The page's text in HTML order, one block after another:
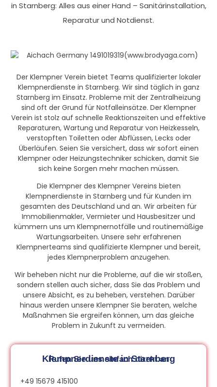
in Starnberg: Alles aus einer Hand – Sanitärinstallation,
Reparatur und Notdienst.
Der Klempner Verein bietet Teams qualifizierter lokaler
Klempnerdienste in Starnberg. Wir sind täglich in ganz
Starnberg im Einsatz. Probleme mit der Zentralheizung
sind oft der Grund für Notfalleinsätze. Der Klempner
Verein ist stolz auf schnelle Reaktionszeiten und effektive
Reparaturen, Wartung und Reparatur von Heizkesseln,
verstopften Toiletten oder Abflüssen, Lecks oder
Überläufen. Seien Sie versichert, dass wir sofort einen
Klempner oder Heizungstechniker schicken, damit Sie
sich keine Sorgen mehr machen müssen.
Die Klempner des Klempner Vereins bieten
Klempnerdienste in Starnberg und für Kunden im
gesamten des Deutschland und an. Wir arbeiten für
Immobilienmakler, Vermieter und Hausbesitzer und
kümmern uns um Klempnernotfälle und routinemäßige
Wartungsarbeiten. Unsere sehr erfahrenen
Klempnerteams sind qualifizierte Klempner und bereit,
jedes Klempnerproblem anzugehen.
Wir beheben nicht nur die Probleme, auf die wir stoßen,
sondern stellen auch sicher, dass Sie das Problem und
unsere Absicht, es zu beheben, verstehen. Darüber
hinaus werden unsere Klempner Sie beraten, welche
Maßnahmen Sie ergreifen können, um das gleiche
Problem in Zukunft zu vermeiden.
Klempnerdienste in Starnberg
Rufen Sie uns einfach direkt an
+49 15679 415100